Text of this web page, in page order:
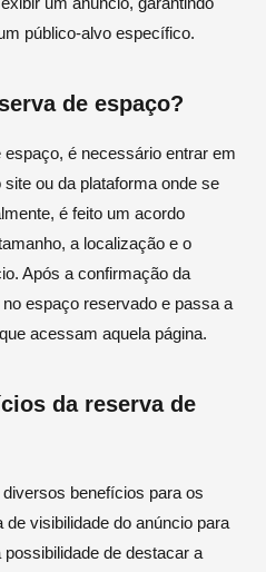
público-alvo específico.
de espaço?
é necessário entrar em
ou da plataforma onde se
é feito um acordo
a localização e o
Após a confirmação da
espaço reservado e passa a
acessam aquela página.
da reserva de
benefícios para os
visibilidade do anúncio para
de destacar a